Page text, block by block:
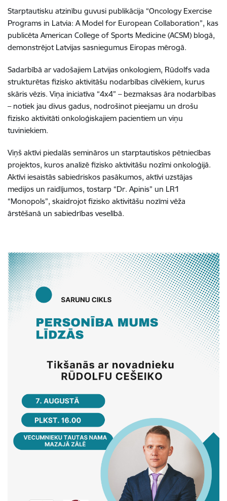
Starptautisku atzinību guvusi publikācija “Oncology Exercise
Programs in Latvia: A Model for European Collaboration”, kas
publicēta American College of Sports Medicine (ACSM) blogā,
demonstrējot Latvijas sasniegumus Eiropas mērogā.
Sadarbībā ar vadošajiem Latvijas onkologiem, Rūdolfs vada
strukturētas fizisko aktivitāšu nodarbības cilvēkiem, kurus
skāris vēzis. Viņa iniciatīva “4x4” – bezmaksas āra nodarbības
– notiek jau divus gadus, nodrošinot pieejamu un drošu
fizisko aktivitāti onkoloģiskajiem pacientiem un viņu
tuviniekiem.
Viņš aktīvi piedalās semināros un starptautiskos pētniecības
projektos, kuros analizē fizisko aktivitāšu nozīmi onkoloģijā.
Aktīvi iesaistās sabiedriskos pasākumos, aktīvi uzstājas
medijos un raidījumos, tostarp “Dr. Apinis” un LR1
“Monopols”, skaidrojot fizisko aktivitāšu nozīmi vēža
ārstēšanā un sabiedrības veselībā.